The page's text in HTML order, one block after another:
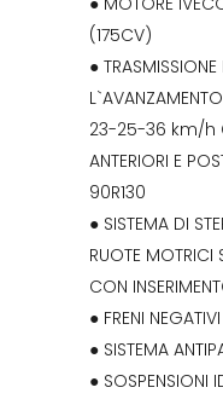
(175CV)
●
23-25-36 km/h
ANTERIORI E
90R130
● SISTEMA DI
RUOTE MOTRICI
CON
● FRENI
● SISTEMA
● SOSPENSIONI